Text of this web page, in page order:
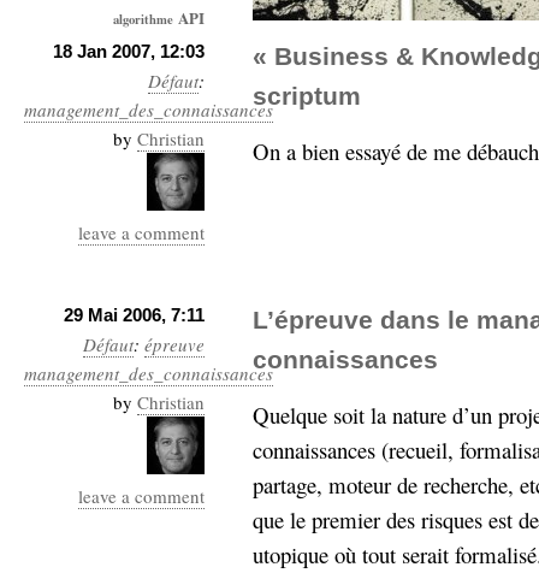
18 Jan 2007, 12:03
Défaut:
management_des_connaissances
by Christian
leave a comment
« Business &
scriptum
On a bien essayé de me
29 Mai 2006, 7:11
Défaut: épreuve
management_des_connaissances
by Christian
leave a comment
L’épreuve dans le
connaissances
Quelque soit la nature d’un
connaissances (recueil,
partage, moteur de recherche,
que le premier des risques est
utopique où tout serait
algorithme API
Architecture
Ars-
Industrialis
business_model
cinéma
Cloud
Computing
consulting contribution
Dataware Derrida Digital
Elections-
Présidentielles
enregistrement